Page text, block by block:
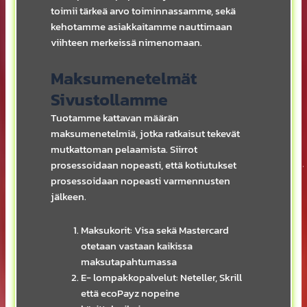
toimii tärkeä arvo toiminnassamme, sekä
kehotamme asiakkaitamme nauttimaan
viihteen merkeissä nimenomaan.
Maksumenetelmät
Sivustollamme
Tuotamme kattavan määrän
maksumenetelmiä, jotka ratkaisut tekevät
mutkattoman pelaamista. Siirrot
prosessoidaan nopeasti, että kotiutukset
prosessoidaan nopeasti varmennusten
jälkeen.
Maksukorit: Visa sekä Mastercard
otetaan vastaan kaikissa
maksutapahtumassa
E- lompakkopalvelut: Neteller, Skrill
että ecoPayz nopeine